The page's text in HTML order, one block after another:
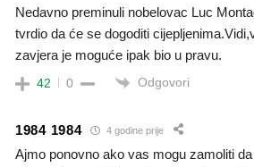
Nedavno preminuli nobelovac Luc
tvrdio da će se dogoditi
zavjera je moguće ipak bio u pravu.
42 0 Odgovori
1984 1984 4 godine prije
Ajmo ponovno ako vas mogu zamoliti